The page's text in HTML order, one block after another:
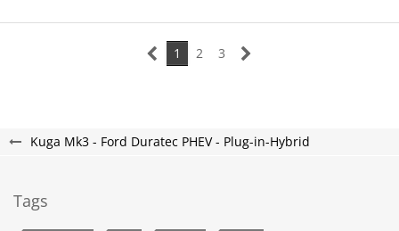
1 2 3
Kuga Mk3 - Ford Duratec PHEV - Plug-in-Hybrid
Tags